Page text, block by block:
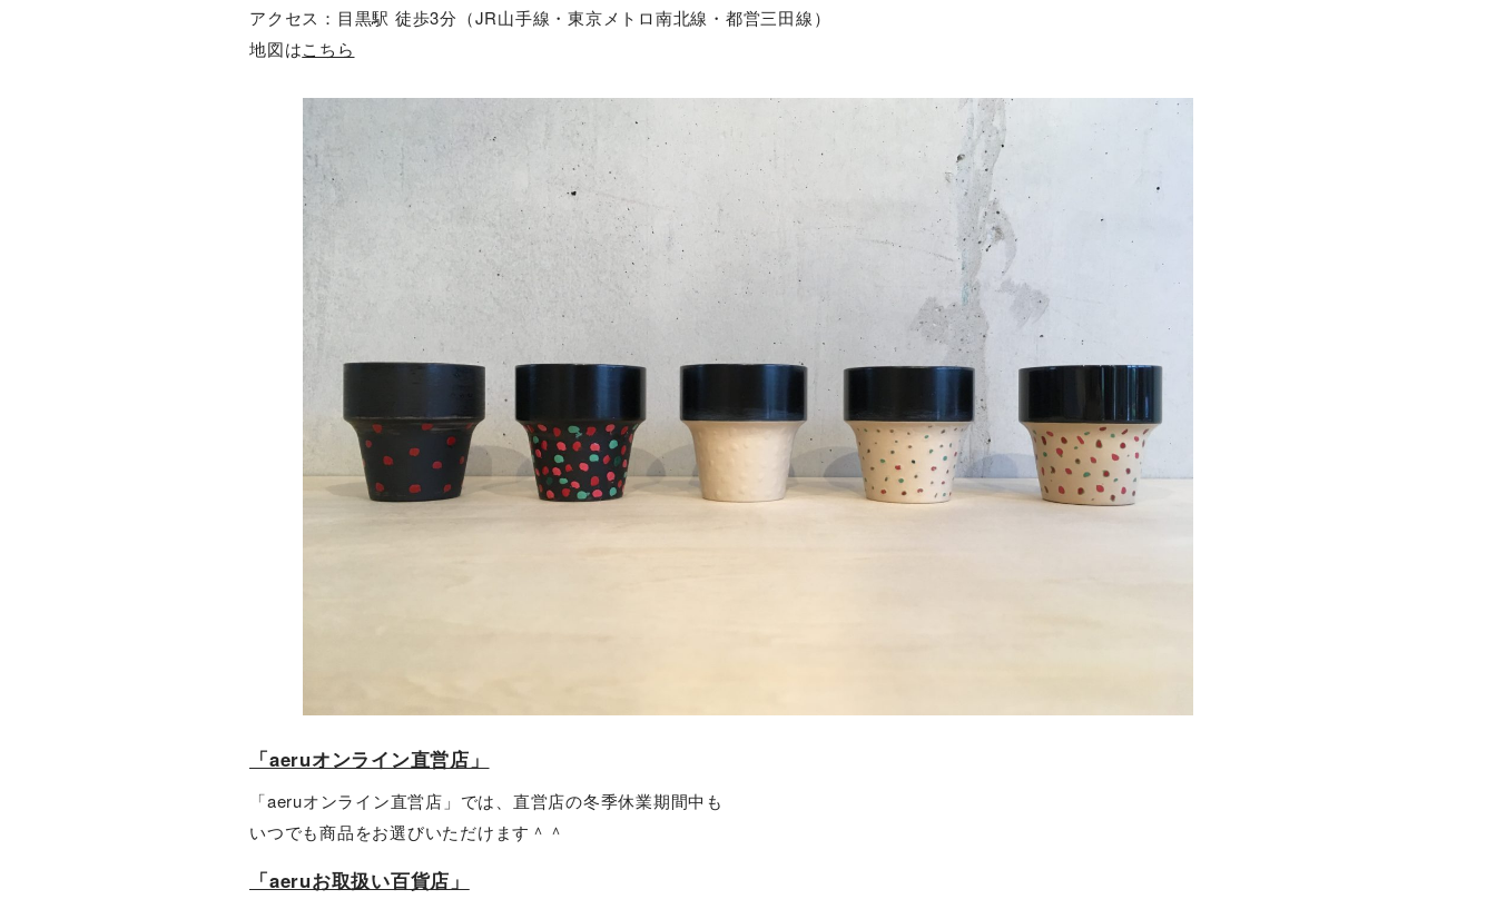
アクセス：目黒駅 徒歩3分（JR山手線・東京メトロ南北線・都営三田線）
地図はこちら
「aeruオンライン直営店」
「aeruオンライン直営店」では、直営店の冬季休業期間中も
いつでも商品をお選びいただけます＾＾
「aeruお取扱い百貨店」